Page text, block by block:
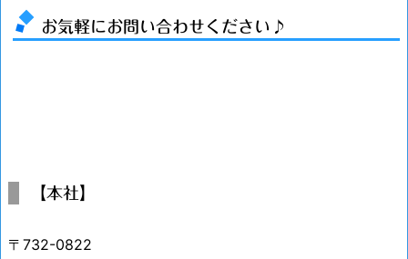
お気軽にお問い合わせください♪
【本社】
〒732-0822